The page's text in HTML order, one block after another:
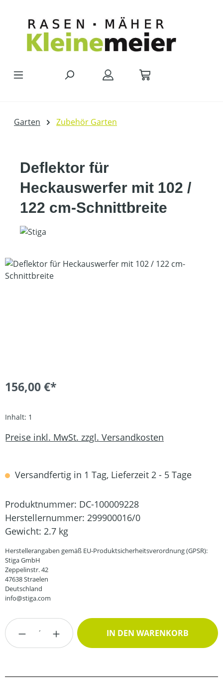
Garten Zubehör Garten
Deflektor für
Heckauswerfer mit 102 /
122 cm-Schnittbreite
Bildergalerie überspringen
156,00 €*
Inhalt: 1
Preise inkl. MwSt. zzgl. Versandkosten
Versandfertig in 1 Tag, Lieferzeit 2 - 5 Tage
Produktnummer: DC-100009228
Herstellernummer: 299900016/0
Gewicht: 2.7 kg
Herstellerangaben gemäß EU-Produktsicherheitsverordnung (GPSR):
Stiga GmbH
Zeppelinstr. 42
47638 Straelen
Deutschland
info@stiga.com
Produkt Anzahl: Gib den gewünschten
IN DEN WARENKORB